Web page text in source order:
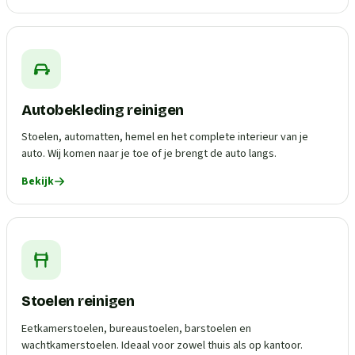
Autobekleding reinigen
Stoelen, automatten, hemel en het complete interieur van je
auto. Wij komen naar je toe of je brengt de auto langs.
Bekijk
Stoelen reinigen
Eetkamerstoelen, bureaustoelen, barstoelen en
wachtkamerstoelen. Ideaal voor zowel thuis als op kantoor.